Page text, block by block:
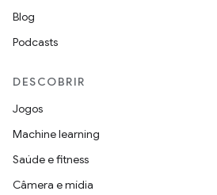
Blog
Podcasts
DESCOBRIR
Jogos
Machine learning
Saúde e fitness
Câmera e mídia